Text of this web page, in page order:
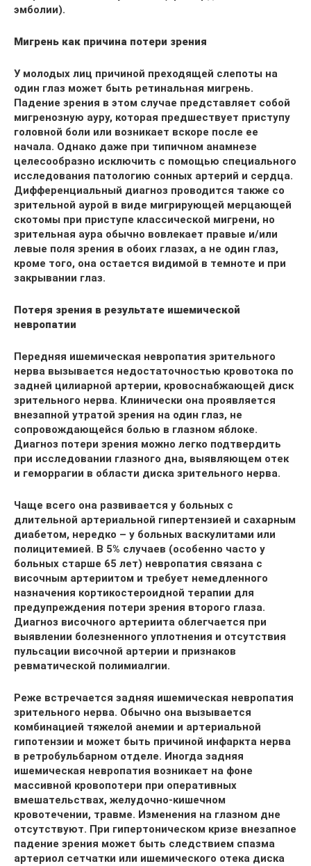
эмболии).
Мигрень как причина потери зрения
У молодых лиц причиной преходящей слепоты на
один глаз может быть ретинальная мигрень.
Падение зрения в этом случае представляет собой
мигренозную ауру, которая предшествует приступу
головной боли или возникает вскоре после ее
начала. Однако даже при типичном анамнезе
целесообразно исключить с помощью специального
исследования патологию сонных артерий и сердца.
Дифференциальный диагноз проводится также со
зрительной аурой в виде мигрирующей мерцающей
скотомы при приступе классической мигрени, но
зрительная аура обычно вовлекает правые и/или
левые поля зрения в обоих глазах, а не один глаз,
кроме того, она остается видимой в темноте и при
закрывании глаз.
Потеря зрения в результате ишемической
невропатии
Передняя ишемическая невропатия зрительного
нерва вызывается недостаточностью кровотока по
задней цилиарной артерии, кровоснабжающей диск
зрительного нерва. Клинически она проявляется
внезапной утратой зрения на один глаз, не
сопровождающейся болью в глазном яблоке.
Диагноз потери зрения можно легко подтвердить
при исследовании глазного дна, выявляющем отек
и геморрагии в области диска зрительного нерва.
Чаще всего она развивается у больных с
длительной артериальной гипертензией и сахарным
диабетом, нередко – у больных васкулитами или
полицитемией. В 5% случаев (особенно часто у
больных старше 65 лет) невропатия связана с
височным артериитом и требует немедленного
назначения кортикостероидной терапии для
предупреждения потери зрения второго глаза.
Диагноз височного артериита облегчается при
выявлении болезненного уплотнения и отсутствия
пульсации височной артерии и признаков
ревматической полимиалгии.
Реже встречается задняя ишемическая невропатия
зрительного нерва. Обычно она вызывается
комбинацией тяжелой анемии и артериальной
гипотензии и может быть причиной инфаркта нерва
в ретробульбарном отделе. Иногда задняя
ишемическая невропатия возникает на фоне
массивной кровопотери при оперативных
вмешательствах, желудочно-кишечном
кровотечении, травме. Изменения на глазном дне
отсутствуют. При гипертоническом кризе внезапное
падение зрения может быть следствием спазма
артериол сетчатки или ишемического отека диска